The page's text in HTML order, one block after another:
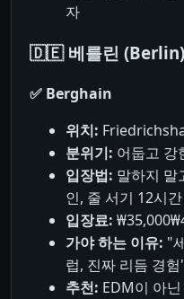
자
🇩🇪 베를린 (Berlin)
✅ Berghain
위치:
분위기: 어둡고 강
입장법: 말하지 말
인, 줄 서기 12시간
입장료:
가야 하는 이유: "
럽, 진짜 리듬 경험
추천: EDM이 아